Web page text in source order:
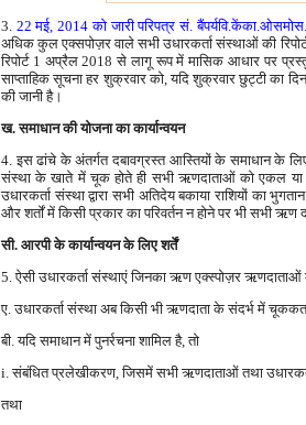
3. 22 मई, 2014 को जारी परिपत्र सं.
अधिक कुल एक्सपोज़र वाले सभी उधारकर्ता संस्थाओं की
रिपोर्ट 1 अप्रैल 2018 से लागू रूप में मासिक आधार पर
साप्ताहिक सूचना हर शुक्रवार को, यदि शुक्रवार छुट्टी का
की जानी है।
ख. समाधान की योजना का कार्यान्वयन
4. इस ढांचे के अंतर्गत दबावग्रस्त आस्तियों के समाधान के लिए
संस्था के खाते में चूक होते ही सभी ऋणदाताओं को एकल या
उधारकर्ता संस्था द्वारा सभी अतिदेय बकाया राशियों का
और शर्तों में किसी प्रकार का परिवर्तन न होने पर भी सभी ऋण
सी. आरपी के कार्यान्वयन के लिए शर्तें
5. ऐसी उधारकर्ता संस्थाएं जिनका ऋण एक्स्पोज़र ऋणदाताओं के
ए. उधारकर्ता संस्था अब किसी भी ऋणदाता के संदर्भ में
बी. यदि समाधान में पुनर्रचना शामिल है, तो
i. संबंधित प्रलेखीकरण, जिसमें सभी ऋणदाताओं तथा
तथा